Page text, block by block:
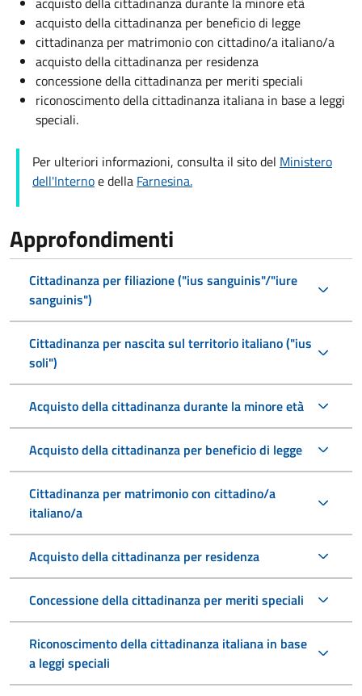
acquisto della cittadinanza per beneficio di legge
cittadinanza per matrimonio con cittadino/a italiano/a
acquisto della cittadinanza per residenza
concessione della cittadinanza per meriti speciali
riconoscimento della cittadinanza italiana in base a leggi
speciali.
Per ulteriori informazioni, consulta il sito del Ministero
dell'Internoe della Farnesina.
Approfondimenti
Cittadinanza per filiazione ("ius sanguinis"/"iure
sanguinis")
Cittadinanza per nascita sul territorio italiano ("ius
soli")
Acquisto della cittadinanza durante la minore età
Acquisto della cittadinanza per beneficio di legge
Cittadinanza per matrimonio con cittadino/a
italiano/a
Acquisto della cittadinanza per residenza
Concessione della cittadinanza per meriti speciali
Riconoscimento della cittadinanza italiana in base
a leggi speciali